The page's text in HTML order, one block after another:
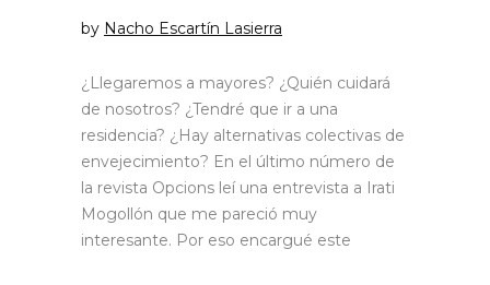
by Nacho Escartín Lasierra
¿Llegaremos a mayores? ¿Quién cuidará
de nosotros? ¿Tendré que ir a una
residencia? ¿Hay alternativas colectivas de
envejecimiento? En el último número de
la revista Opcions leí una entrevista a Irati
Mogollón que me pareció muy
interesante. Por eso encargué este